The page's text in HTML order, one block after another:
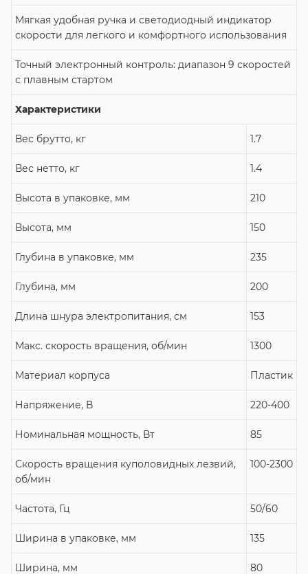
Мягкая удобная ручка и светодиодный индикатор
скорости для легкого и комфортного использования
Точный электронный контроль: диапазон 9 скоростей
с плавным стартом
Характеристики
Вес брутто, кг 1.7
Вес нетто, кг 1.4
Высота в упаковке, мм 210
Высота, мм 150
Глубина в упаковке, мм 235
Глубина, мм 200
Длина шнура электропитания, см 153
Макс. скорость вращения, об/мин 1300
Материал корпуса Пластик
Напряжение, В 220-400
Номинальная мощность, Вт 85
Скорость вращения куполовидных лезвий,
об/мин
100-2300
Частота, Гц 50/60
Ширина в упаковке, мм 135
Ширина, мм 80